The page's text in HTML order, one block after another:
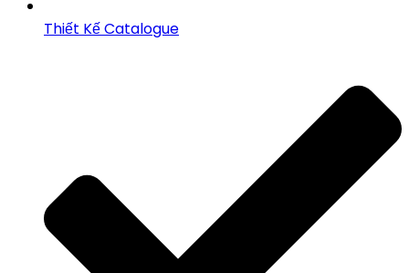
Thiết Kế Catalogue